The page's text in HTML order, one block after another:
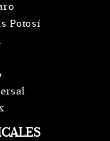
Potosí